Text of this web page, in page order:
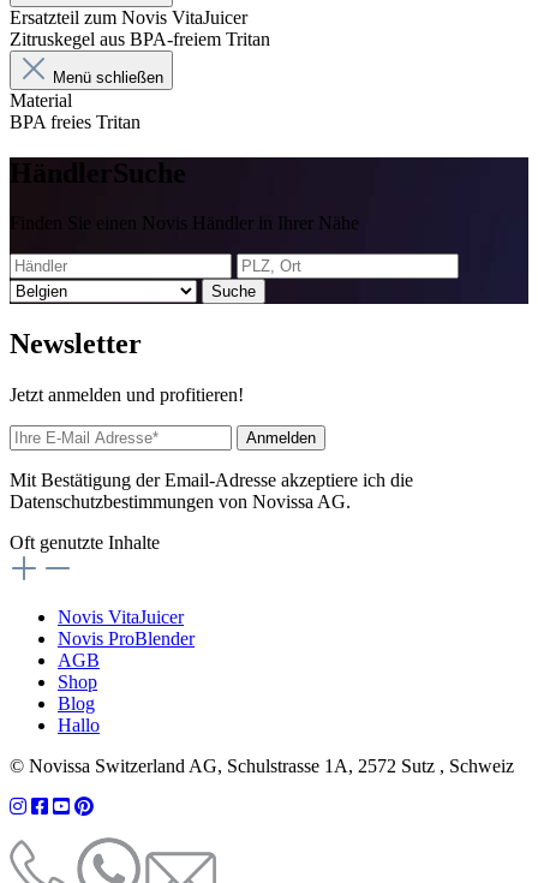
Ersatzteil zum Novis VitaJuicer
Zitruskegel aus BPA-freiem Tritan
Menü schließen
Material
BPA freies Tritan
HändlerSuche
Finden Sie einen Novis Händler in Ihrer Nähe
Suche
Newsletter
Jetzt anmelden und profitieren!
Anmelden
Mit Bestätigung der Email-Adresse akzeptiere ich die
Datenschutzbestimmungen von Novissa AG.
Oft genutzte Inhalte
Novis VitaJuicer
Novis ProBlender
AGB
Shop
Blog
Hallo
© Novissa Switzerland AG, Schulstrasse 1A, 2572 Sutz , Schweiz